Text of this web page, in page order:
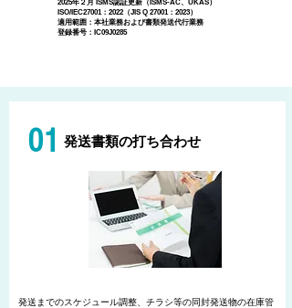
2025年２月 ISMS認証更新（ISMS-AC、UKAS）
ISO/IEC27001：2022（JIS Q 27001：2023）
適用範囲：本社業務および書類発送代行業務
登録番号：IC09J0285
01 発送書類の打ち合わせ
発送までのスケジュール調整、チラシ等の同封発送物の在庫管